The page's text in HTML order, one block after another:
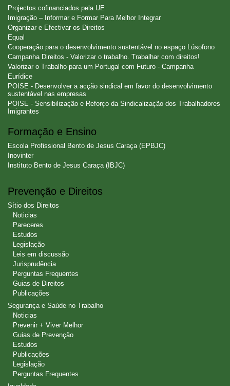
Projectos cofinanciados pela UE
Imigração – Informar e Formar Para Melhor Integrar
Organizar e Efectivar os Direitos
Equal
Cooperação para o desenvolvimento sustentável no espaço Lúsofono
Campanha Direitos - Valorizar o trabalho. Trabalhar com direitos!
Valorizar o Trabalho para um Portugal com Futuro - Campanha
Eurídice
POISE - Desenvolver a acção sindical em favor do desenvolvimento
sustentável nas empresas
POISE - Sensibilização e Reforço da Sindicalização dos Trabalhadores
Imigrantes
Formação e Ensino
Escola Profissional Bento de Jesus Caraça (EPBJC)
Inovinter
Instituto Bento de Jesus Caraça (IBJC)
Prevenção e Direitos
Sítio dos Direitos
Noticias
Pareceres
Estudos
Legislação
Leis em discussão
Jurisprudência
Perguntas Frequentes
Guias de Direitos
Publicações
Segurança e Saúde no Trabalho
Noticias
Prevenir + Viver Melhor
Guias de Prevenção
Estudos
Publicações
Legislação
Perguntas Frequentes